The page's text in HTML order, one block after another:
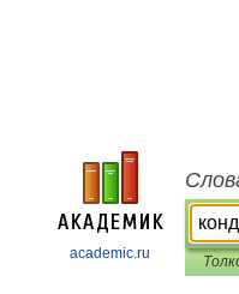
academic.ru